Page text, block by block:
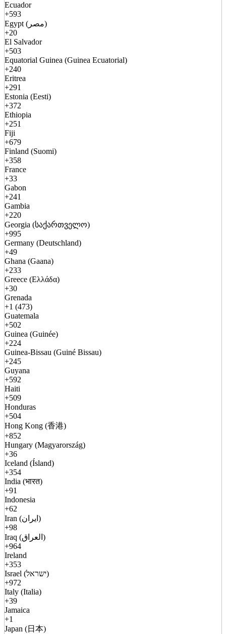
Ecuador
+593
Egypt (مصر)
+20
El Salvador
+503
Equatorial Guinea (Guinea Ecuatorial)
+240
Eritrea
+291
Estonia (Eesti)
+372
Ethiopia
+251
Fiji
+679
Finland (Suomi)
+358
France
+33
Gabon
+241
Gambia
+220
Georgia (საქართველო)
+995
Germany (Deutschland)
+49
Ghana (Gaana)
+233
Greece (Ελλάδα)
+30
Grenada
+1 (473)
Guatemala
+502
Guinea (Guinée)
+224
Guinea-Bissau (Guiné Bissau)
+245
Guyana
+592
Haiti
+509
Honduras
+504
Hong Kong (香港)
+852
Hungary (Magyarország)
+36
Iceland (Ísland)
+354
India (भारत)
+91
Indonesia
+62
Iran (ایران)
+98
Iraq (العراق)
+964
Ireland
+353
Israel (ישראל)
+972
Italy (Italia)
+39
Jamaica
+1
Japan (日本)